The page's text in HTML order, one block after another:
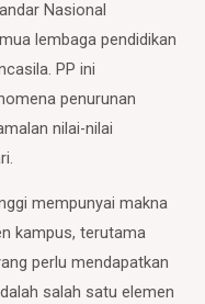
Nasional
lembaga pendidikan
PP ini
penurunan
nilai-nilai
mempunyai makna
kampus, terutama
perlu mendapatkan
salah satu elemen